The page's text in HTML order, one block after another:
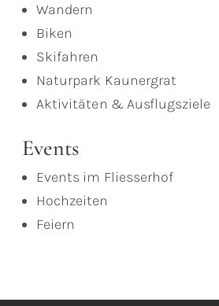
Wandern
Biken
Skifahren
Naturpark Kaunergrat
Aktivitäten & Ausflugsziele
Events
Events im Fliesserhof
Hochzeiten
Feiern